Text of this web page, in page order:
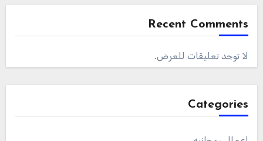
Recent Comments
لا توجد تعليقات للعرض.
Categories